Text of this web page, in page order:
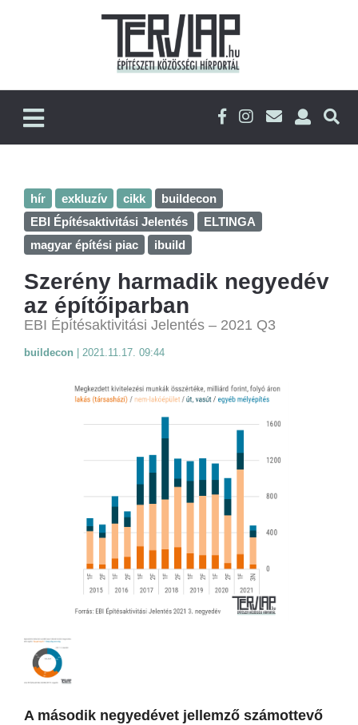
hír exkluzív cikk
buildecon
EBI Építésaktivitási Jelentés
ELTINGA
magyar építési piac
ibuild
Szerény harmadik negyedév
az építőiparban
EBI Építésaktivitási Jelentés – 2021 Q3
buildecon 2021.11.17. 09:44
A második negyedévet jellemző számottevő